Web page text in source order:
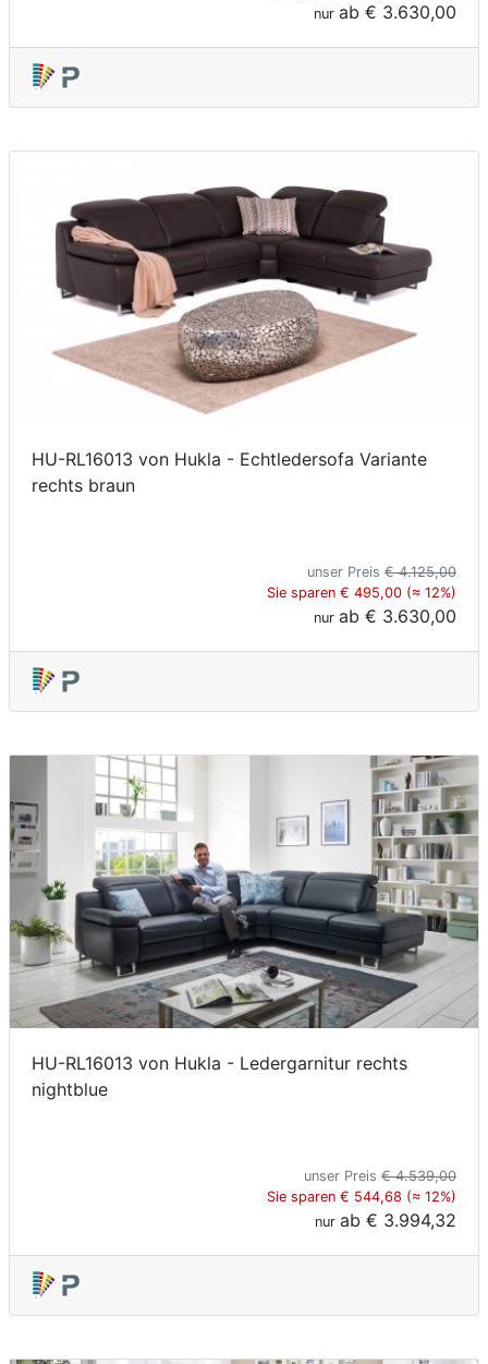
nur ab € 3.630,00
HU-RL16013 von Hukla - Echtledersofa Variante
rechts braun
unser Preis € 4.125,00
Sie sparen € 495,00 (≈ 12%)
nur ab € 3.630,00
HU-RL16013 von Hukla - Ledergarnitur rechts
nightblue
unser Preis € 4.539,00
Sie sparen € 544,68 (≈ 12%)
nur ab € 3.994,32